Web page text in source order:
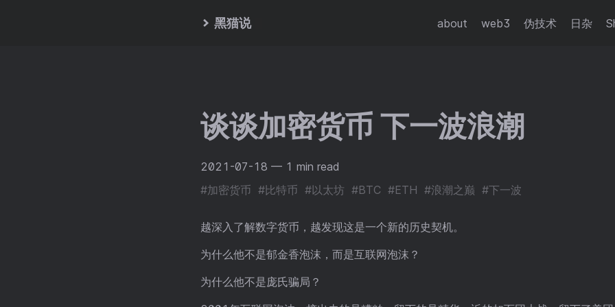
黑猫说 about web3 伪技术 日杂
谈谈加密货币 下一波浪潮
2021-07-18 — 1 min read
#加密货币 #比特币 #以太坊 #BTC #ETH #浪潮之巅 #下一波
越深入了解数字货币，越发现这是一个新的历史契机。
为什么他不是郁金香泡沫，而是互联网泡沫？
为什么他不是庞氏骗局？